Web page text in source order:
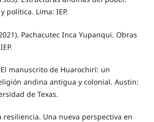
política. Lima: IEP.
Pachacutec Inca Yupanqui. Obras
El manuscrito de Huarochirí: un
andina antigua y colonial. Austin:
de Texas.
resiliencia. Una nueva perspectiva en